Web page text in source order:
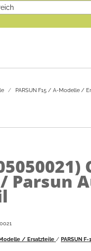
PARSUN F15 / A-Modelle /
Parsun
/ Ersatzteile / PARSUN F-